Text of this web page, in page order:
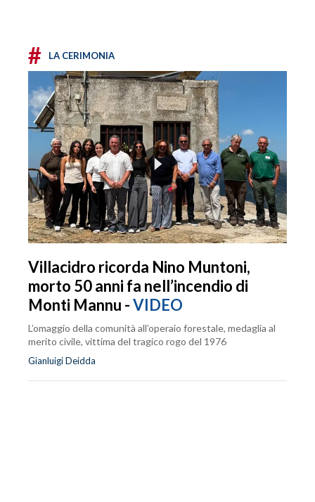
# LA CERIMONIA
Villacidro ricorda Nino Muntoni,
morto 50 anni fa nell’incendio di
Monti Mannu -VIDEO
L’omaggio della comunità all’operaio forestale, medaglia al
merito civile, vittima del tragico rogo del 1976
Gianluigi Deidda